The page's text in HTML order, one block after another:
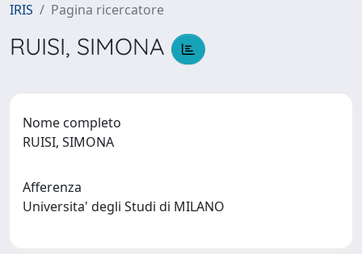
IRIS Pagina ricercatore
RUISI, SIMONA
Nome completo
RUISI, SIMONA
Afferenza
Universita' degli Studi di MILANO